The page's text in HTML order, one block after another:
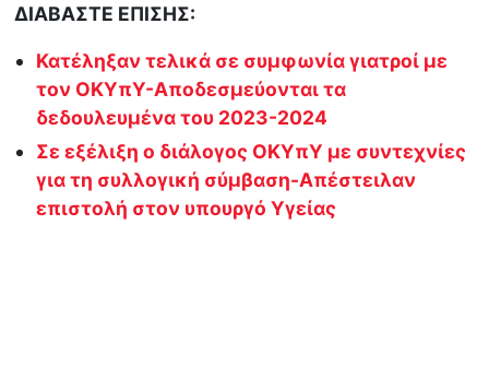
ΔΙΑΒΑΣΤΕ ΕΠΙΣΗΣ:
Κατέληξαν τελικά σε συμφωνία γιατροί με
τον ΟΚΥπΥ-Αποδεσμεύονται τα
δεδουλευμένα του 2023-2024
Σε εξέλιξη ο διάλογος ΟΚΥπΥ με συντεχνίες
για τη συλλογική σύμβαση-Απέστειλαν
επιστολή στον υπουργό Υγείας